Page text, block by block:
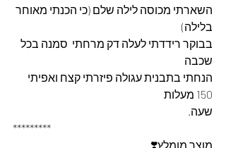
השארתי מכוסה לילה שלם (כי הכנתי מאוחר
בלילה)
בבוקר רידדתי לעלה דק מרחתי  סמנה בכל
שכבה
הנחתי בתבנית עגולה פיזרתי קצח ואפיתי
150 מעלות
שעה.
*********
מוצר מומלץ❣️